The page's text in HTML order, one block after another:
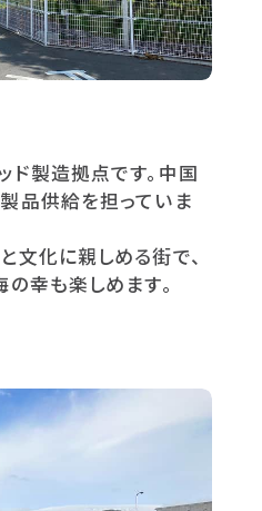
ド製造拠点です。中国
品供給を担っていま
文化に親しめる街で、
幸も楽しめます。